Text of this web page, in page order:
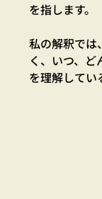
を指します。
私の解釈では
く、いつ、
を理解してい